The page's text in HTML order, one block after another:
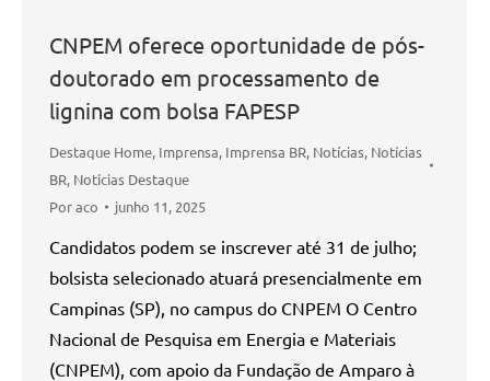
CNPEM oferece oportunidade de pós-
doutorado em processamento de
lignina com bolsa FAPESP
Destaque Home, Imprensa, Imprensa BR, Notícias, Notícias
BR, Notícias Destaque
Poraco junho 11, 2025
Candidatos podem se inscrever até 31 de julho;
bolsista selecionado atuará presencialmente em
Campinas (SP), no campus do CNPEM O Centro
Nacional de Pesquisa em Energia e Materiais
(CNPEM), com apoio da Fundação de Amparo à